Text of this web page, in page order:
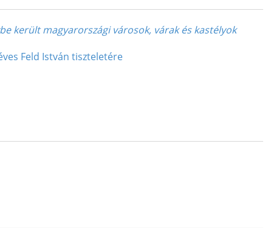
került magyarországi városok, várak és kastélyok
Feld István tiszteletére